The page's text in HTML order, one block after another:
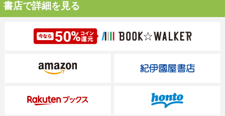
書店で詳細を見る